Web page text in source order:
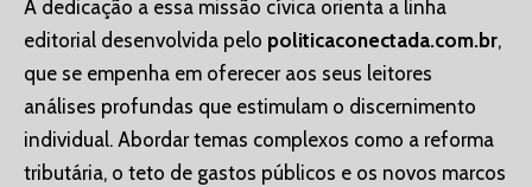
A dedicação a essa missão cívica orienta a linha
editorial desenvolvida pelo politicaconectada.com.br,
que se empenha em oferecer aos seus leitores
análises profundas que estimulam o discernimento
individual. Abordar temas complexos como a reforma
tributária, o teto de gastos públicos e os novos marcos